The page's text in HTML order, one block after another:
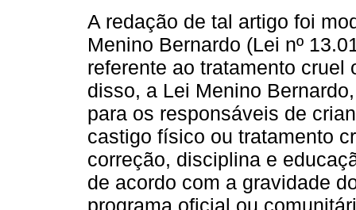
A redação de tal artigo foi
Menino Bernardo (Lei nº
referente ao tratamento cruel
disso, a Lei Menino
para os responsáveis de
castigo físico ou tratamento
correção, disciplina e
de acordo com a gravidade
programa oficial ou